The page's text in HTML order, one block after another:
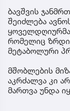
ბავშვის
შეიძლება
რომელიც
მეტაბოლური
მშობლების
აკრძალვა კი
მართვა უნდა